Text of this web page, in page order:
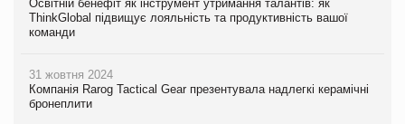
Освітній бенефіт як інструмент утримання талантів: як
ThinkGlobal підвищує лояльність та продуктивність вашої
команди
31 жовтня 2024
Компанія Rarog Tactical Gear презентувала надлегкі керамічні
бронеплити